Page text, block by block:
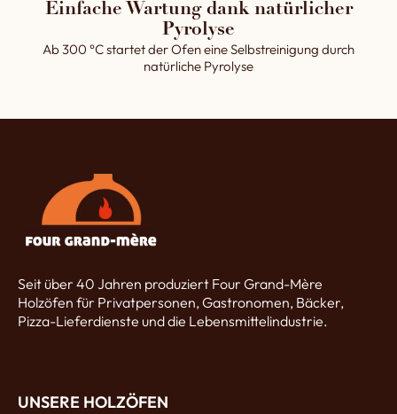
Einfache Wartung dank natürlicher
Pyrolyse
Ab 300 °C startet der Ofen eine Selbstreinigung durch
natürliche Pyrolyse
Seit über 40 Jahren produziert Four Grand-Mère
Holzöfen für Privatpersonen, Gastronomen, Bäcker,
Pizza-Lieferdienste und die Lebensmittelindustrie.
UNSERE HOLZÖFEN